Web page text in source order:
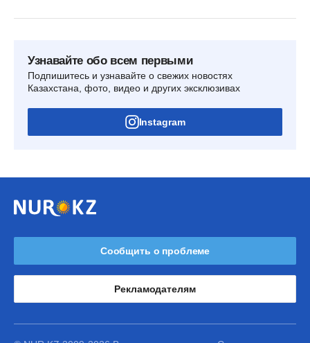
Узнавайте обо всем первыми
Подпишитесь и узнавайте о свежих новостях
Казахстана, фото, видео и других эксклюзивах
Instagram
Сообщить о проблеме
Рекламодателям